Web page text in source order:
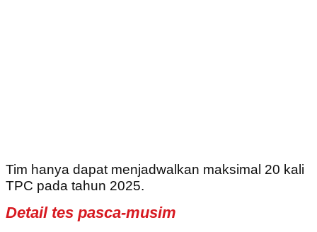
Tim hanya dapat menjadwalkan maksimal 20 kali
TPC pada tahun 2025.
Detail tes pasca-musim